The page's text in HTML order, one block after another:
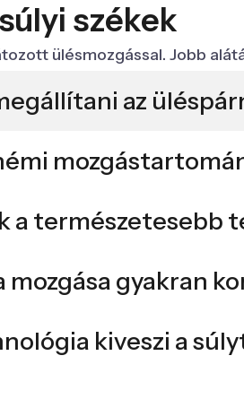
székek
ülésmozgással. Jobb
az
a természetesebb
mozgása gyakran
kiveszi a